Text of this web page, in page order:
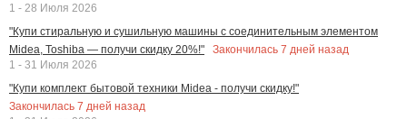
1 - 28 Июля 2026
"Купи стиральную и сушильную машины с соединительным элементом
Midea, Toshiba — получи скидку 20%!"
Закончилась 7 дней назад
1 - 31 Июля 2026
"Купи комплект бытовой техники Midea - получи скидку!"
Закончилась 7 дней назад